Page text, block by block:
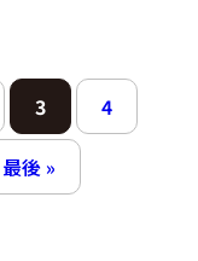
3 4
最後 »